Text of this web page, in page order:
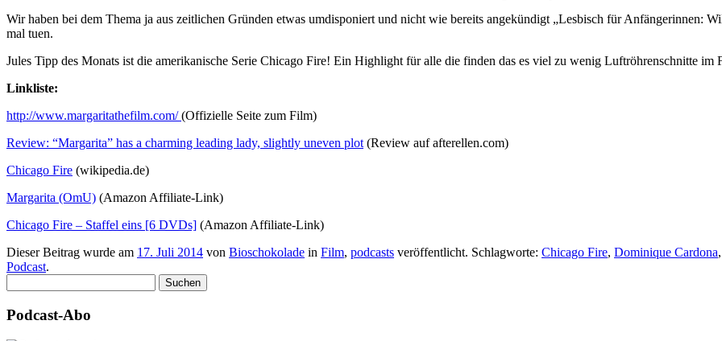
Wir haben bei dem Thema ja aus zeitlichen Gründen etwas umdisponiert und nicht wie bereits angekündigt „Lesbisch für Anfängerinnen:
mal tuen.
Jules Tipp des Monats ist die amerikanische Serie Chicago Fire! Ein Highlight für alle die finden das es viel zu wenig Luftröhrenschnitte im
Linkliste:
http://www.margaritathefilm.com/(Offizielle Seite zum Film)
Review: “Margarita” has a charming leading lady, slightly uneven plot (Review auf afterellen.com)
Chicago Fire (wikipedia.de)
Margarita (OmU) (Amazon Affiliate-Link)
Chicago Fire – Staffel eins [6 DVDs] (Amazon Affiliate-Link)
Dieser Beitrag wurde am 17. Juli 2014 von Bioschokolade in Film, podcasts veröffentlicht. Schlagworte: Chicago Fire, Dominique Cardona
Podcast.
nach:
Podcast-Abo